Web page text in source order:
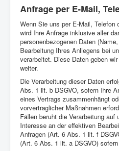
Anfrage per E-Mail,
Wenn Sie uns per E-Mail, Telefon
wird Ihre Anfrage inklusive aller
personenbezogenen Daten
Bearbeitung Ihres Anliegens bei
verarbeitet. Diese Daten geben
weiter.
Die Verarbeitung dieser Daten
Abs. 1 lit. b DSGVO, sofern Ihre
eines Vertrags zusammenhängt
vorvertraglicher Maßnahmen
Fällen beruht die Verarbeitung auf
Interesse an der effektiven
Anfragen (Art. 6 Abs. 1 lit. f
(Art. 6 Abs. 1 lit. a DSGVO)